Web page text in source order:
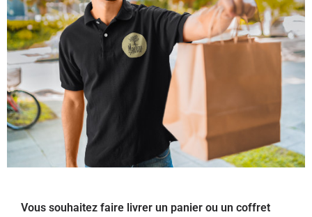
Vous souhaitez faire livrer un panier ou un coffret